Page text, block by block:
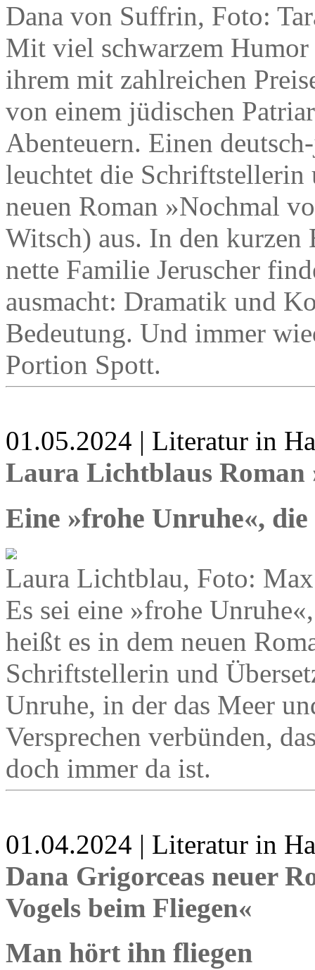
Dana von Suffrin, Foto:
Mit viel schwarzem
ihrem mit zahlreichen
von einem jüdischen
Abenteuern. Einen
leuchtet die
neuen Roman »Nochmal
Witsch) aus. In den kurzen
nette Familie Jeruscher
ausmacht: Dramatik und
Bedeutung. Und immer
Portion Spott.
01.05.2024 | Literatur in
Laura Lichtblaus Roman
Eine »frohe Unruhe«,
Laura Lichtblau, Foto:
Es sei eine »frohe
heißt es in dem neuen
Schriftstellerin und
Unruhe, in der das Meer
Versprechen verbünden,
doch immer da ist.
01.04.2024 | Literatur in
Dana Grigorceas neuer
Vogels beim Fliegen«
Man hört ihn fliegen